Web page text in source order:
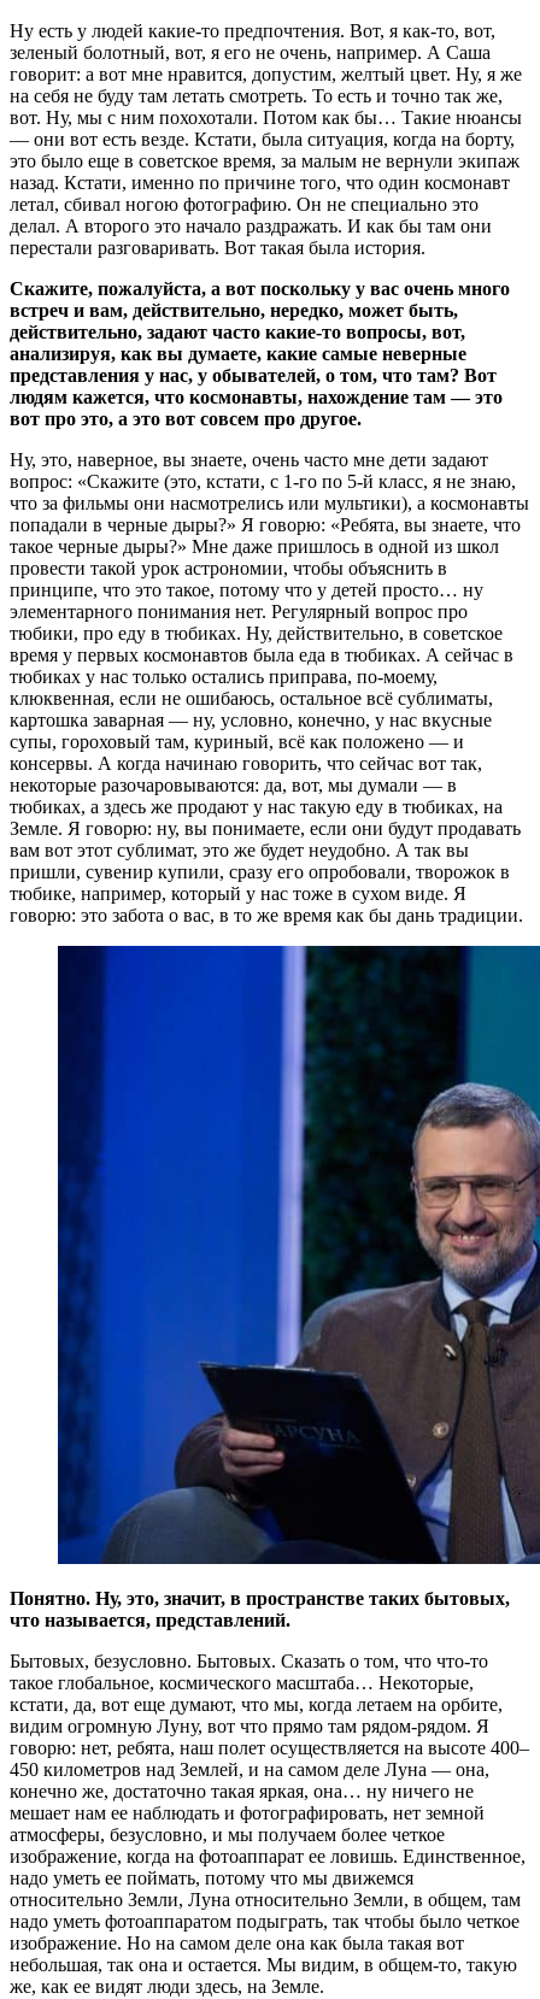
Ну есть у людей какие-то предпочтения. Вот, я как-то, вот,
зеленый болотный, вот, я его не очень, например. А Саша
говорит: а вот мне нравится, допустим, желтый цвет. Ну, я же
на себя не буду там летать смотреть. То есть и точно так же,
вот. Ну, мы с ним похохотали. Потом как бы… Такие нюансы
— они вот есть везде. Кстати, была ситуация, когда на борту,
это было еще в советское время, за малым не вернули экипаж
назад. Кстати, именно по причине того, что один космонавт
летал, сбивал ногою фотографию. Он не специально это
делал. А второго это начало раздражать. И как бы там они
перестали разговаривать. Вот такая была история.
Скажите, пожалуйста, а вот поскольку у вас очень много
встреч и вам, действительно, нередко, может быть,
действительно, задают часто какие-то вопросы, вот,
анализируя, как вы думаете, какие самые неверные
представления у нас, у обывателей, о том, что там? Вот
людям кажется, что космонавты, нахождение там — это
вот про это, а это вот совсем про другое.
Ну, это, наверное, вы знаете, очень часто мне дети задают
вопрос: «Скажите (это, кстати, с 1-го по 5-й класс, я не знаю,
что за фильмы они насмотрелись или мультики), а космонавты
попадали в черные дыры?» Я говорю: «Ребята, вы знаете, что
такое черные дыры?» Мне даже пришлось в одной из школ
провести такой урок астрономии, чтобы объяснить в
принципе, что это такое, потому что у детей просто… ну
элементарного понимания нет. Регулярный вопрос про
тюбики, про еду в тюбиках. Ну, действительно, в советское
время у первых космонавтов была еда в тюбиках. А сейчас в
тюбиках у нас только остались приправа, по-моему,
клюквенная, если не ошибаюсь, остальное всё сублиматы,
картошка заварная — ну, условно, конечно, у нас вкусные
супы, гороховый там, куриный, всё как положено — и
консервы. А когда начинаю говорить, что сейчас вот так,
некоторые разочаровываются: да, вот, мы думали — в
тюбиках, а здесь же продают у нас такую еду в тюбиках, на
Земле. Я говорю: ну, вы понимаете, если они будут продавать
вам вот этот сублимат, это же будет неудобно. А так вы
пришли, сувенир купили, сразу его опробовали, творожок в
тюбике, например, который у нас тоже в сухом виде. Я
говорю: это забота о вас, в то же время как бы дань традиции.
Понятно. Ну, это, значит, в пространстве таких бытовых,
что называется, представлений.
Бытовых, безусловно. Бытовых. Сказать о том, что что-то
такое глобальное, космического масштаба… Некоторые,
кстати, да, вот еще думают, что мы, когда летаем на орбите,
видим огромную Луну, вот что прямо там рядом-рядом. Я
говорю: нет, ребята, наш полет осуществляется на высоте 400–
450 километров над Землей, и на самом деле Луна — она,
конечно же, достаточно такая яркая, она… ну ничего не
мешает нам ее наблюдать и фотографировать, нет земной
атмосферы, безусловно, и мы получаем более четкое
изображение, когда на фотоаппарат ее ловишь. Единственное,
надо уметь ее поймать, потому что мы движемся
относительно Земли, Луна относительно Земли, в общем, там
надо уметь фотоаппаратом подыграть, так чтобы было четкое
изображение. Но на самом деле она как была такая вот
небольшая, так она и остается. Мы видим, в общем-то, такую
же, как ее видят люди здесь, на Земле.